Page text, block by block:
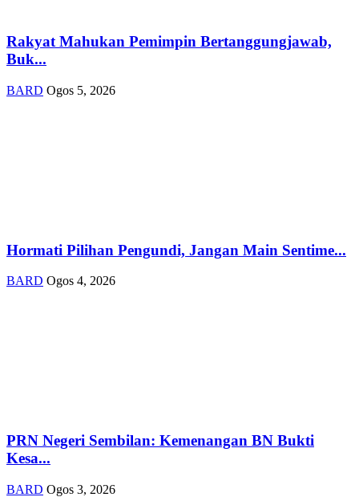
Rakyat Mahukan Pemimpin Bertanggungjawab,
Buk...
BARD Ogos 5, 2026
Hormati Pilihan Pengundi, Jangan Main Sentime...
BARD Ogos 4, 2026
PRN Negeri Sembilan: Kemenangan BN Bukti
Kesa...
BARD Ogos 3, 2026